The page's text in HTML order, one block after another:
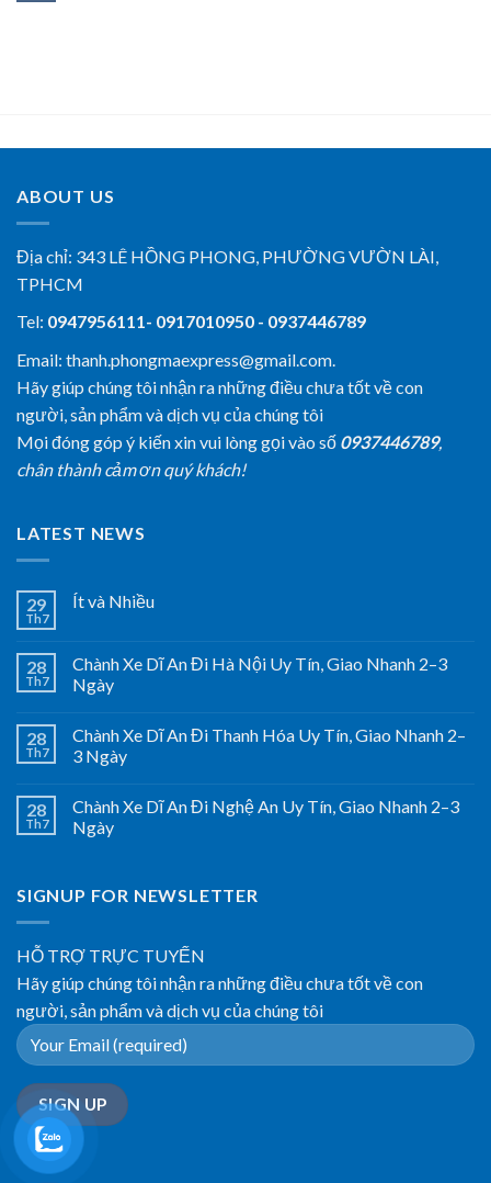
ABOUT US
Địa chỉ: 343 LÊ HỒNG PHONG, PHƯỜNG VƯỜN LÀI,
TPHCM
Tel: 0947956111- 0917010950 - 0937446789
Email: thanh.phongmaexpress@gmail.com.
Hãy giúp chúng tôi nhận ra những điều chưa tốt về con
người, sản phẩm và dịch vụ của chúng tôi
Mọi đóng góp ý kiến xin vui lòng gọi vào số 0937446789,
chân thành cảm ơn quý khách!
LATEST NEWS
29
Th7
Ít và Nhiều
28
Th7
Chành Xe Dĩ An Đi Hà Nội Uy Tín, Giao Nhanh 2–3
Ngày
28
Th7
Chành Xe Dĩ An Đi Thanh Hóa Uy Tín, Giao Nhanh 2–
3 Ngày
28
Th7
Chành Xe Dĩ An Đi Nghệ An Uy Tín, Giao Nhanh 2–3
Ngày
SIGNUP FOR NEWSLETTER
HỖ TRỢ TRỰC TUYẾN
Hãy giúp chúng tôi nhận ra những điều chưa tốt về con
người, sản phẩm và dịch vụ của chúng tôi